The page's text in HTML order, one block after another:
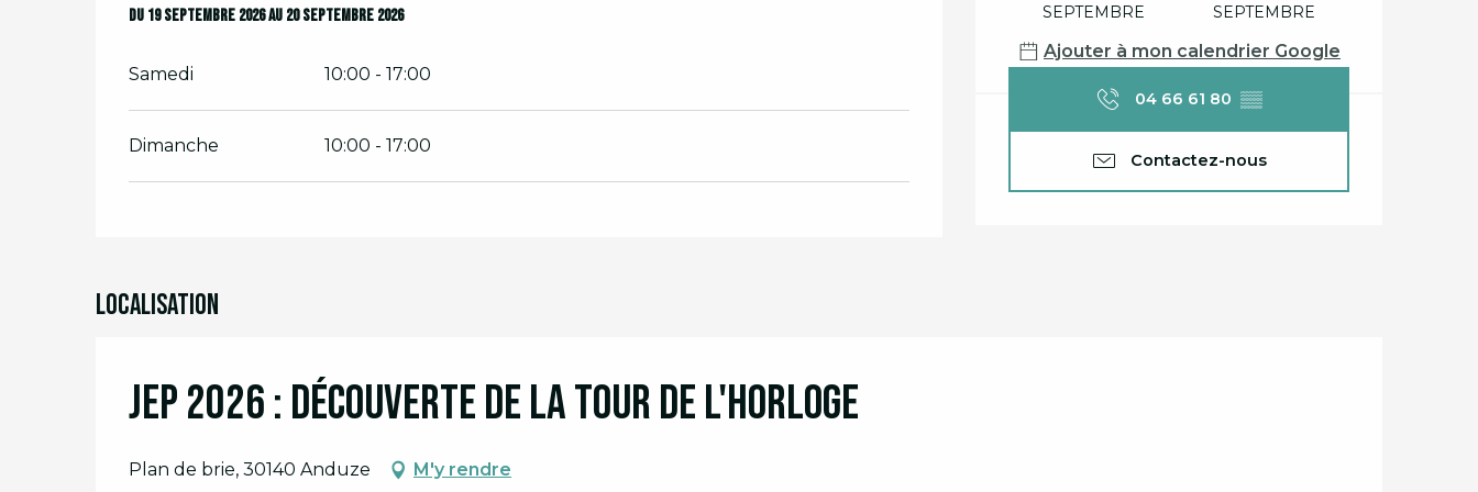
SEPTEMBRE SEPTEMBRE
Ajouter à mon calendrier Google
04 66 61 80 ▒▒
Contactez-nous
Du 19 septembre 2026au 20 septembre 2026
Du 19 septembre 2026au 20 septembre 2026
Samedi 10:00 - 17:00
Dimanche 10:00 - 17:00
Localisation
JEP 2026 : Découverte de la Tour de l'Horloge
Plan de brie, 30140 Anduze M'y rendre